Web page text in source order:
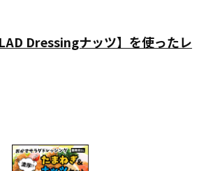
Dressingナッツ】を使ったレ